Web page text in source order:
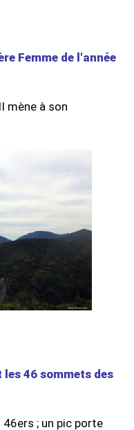
Femme de l'année
mène à son
46 sommets des
; un pic porte